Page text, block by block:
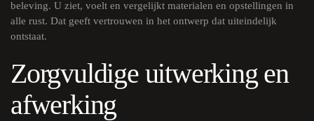
beleving. U ziet, voelt en vergelijkt materialen en opstellingen in
alle rust. Dat geeft vertrouwen in het ontwerp dat uiteindelijk
ontstaat.
Zorgvuldige uitwerking en
afwerking